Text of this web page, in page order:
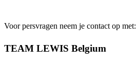
Voor persvragen neem je contact op met:
TEAM LEWIS Belgium